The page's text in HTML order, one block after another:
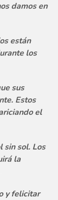
damos en
están
los
sus
Estos
el
sin sol. Los
la
y felicitar